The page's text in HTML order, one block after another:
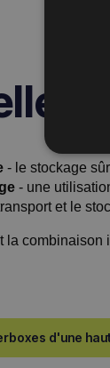
- le stockage
- une
et le
la combinaison
d'une